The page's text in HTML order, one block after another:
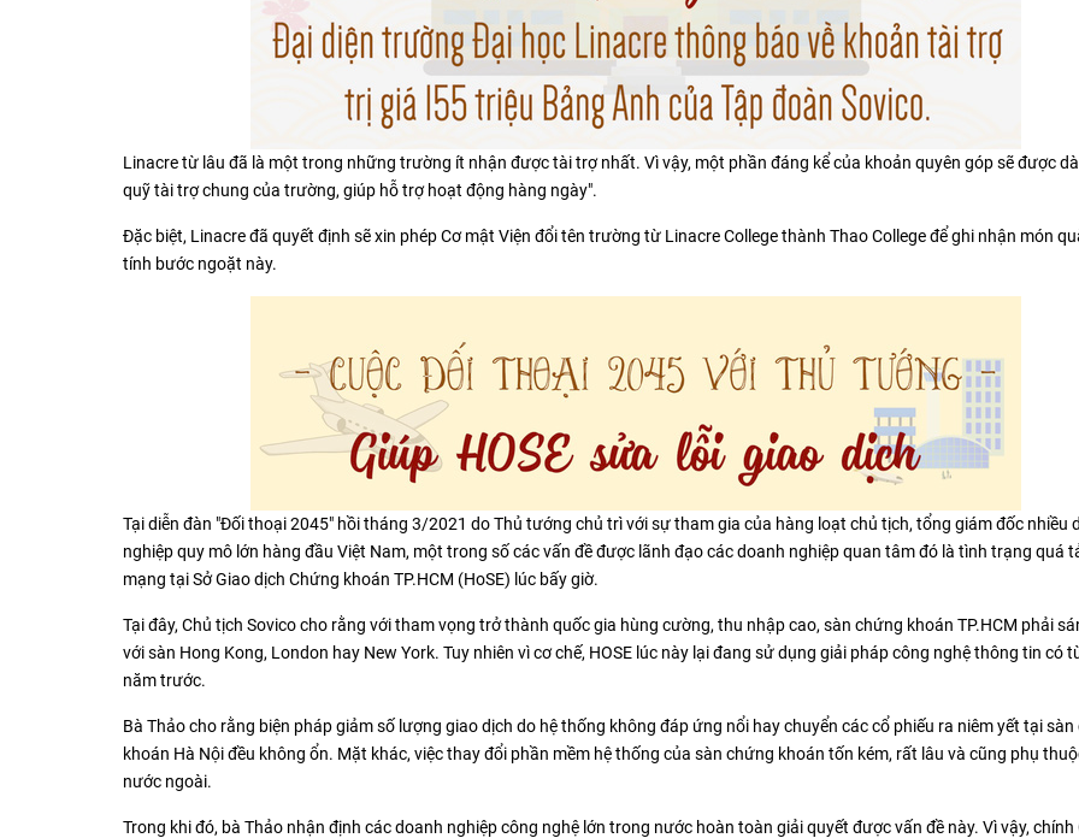
Linacre từ lâu đã là một trong những trường ít nhận được tài trợ nhất. Vì vậy, một phần đáng kể của khoản quyên góp sẽ được
quỹ tài trợ chung của trường, giúp hỗ trợ hoạt động hàng ngày".
Đặc biệt, Linacre đã quyết định sẽ xin phép Cơ mật Viện đổi tên trường từ Linacre College thành Thao College để ghi nhận món
tính bước ngoặt này.
Tại diễn đàn "Đối thoại 2045" hồi tháng 3/2021 do Thủ tướng chủ trì với sự tham gia của hàng loạt chủ tịch, tổng giám đốc nhiều
nghiệp quy mô lớn hàng đầu Việt Nam, một trong số các vấn đề được lãnh đạo các doanh nghiệp quan tâm đó là tình trạng quá
mạng tại Sở Giao dịch Chứng khoán TP.HCM (HoSE) lúc bấy giờ.
Tại đây, Chủ tịch Sovico cho rằng với tham vọng trở thành quốc gia hùng cường, thu nhập cao, sàn chứng khoán TP.HCM phải
với sàn Hong Kong, London hay New York. Tuy nhiên vì cơ chế, HOSE lúc này lại đang sử dụng giải pháp công nghệ thông tin có
năm trước.
Bà Thảo cho rằng biện pháp giảm số lượng giao dịch do hệ thống không đáp ứng nổi hay chuyển các cổ phiếu ra niêm yết tại sàn
khoán Hà Nội đều không ổn. Mặt khác, việc thay đổi phần mềm hệ thống của sàn chứng khoán tốn kém, rất lâu và cũng phụ
nước ngoài.
Trong khi đó, bà Thảo nhận định các doanh nghiệp công nghệ lớn trong nước hoàn toàn giải quyết được vấn đề này. Vì vậy, chính